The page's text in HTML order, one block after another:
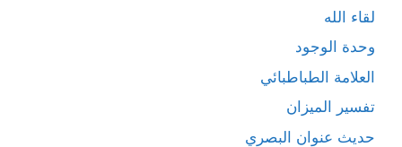
لقاء الله
وحدة الوجود
العلامة الطباطبائي
تفسير الميزان
حديث عنوان البصري